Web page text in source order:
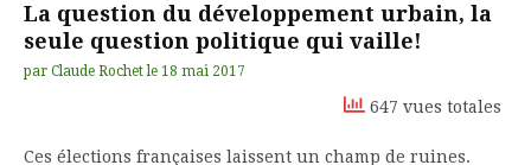
La question du développement urbain, la
seule question politique qui vaille!
par Claude Rochet le 18 mai 2017
647 vues totales
Ces élections françaises laissent un champ de ruines.